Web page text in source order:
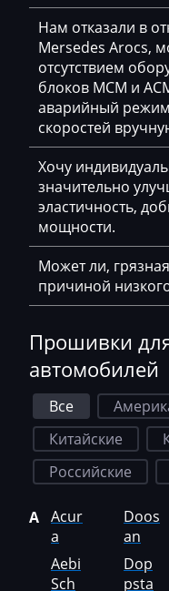
Dynapac
EcoLog
Eggersmann
Exeed
Extreme moto
Faresin
Farmtrac
FAW
Fendt
Fiat
Ford
Foton
Freightliner
Furukawa
GAC
Geely
Gehl
Нам отказали в
Mersedes Arocs,
отсутствием
блоков MCM и
аварийный
скоростей
Хочу
значительно
эластичность,
мощности.
Может ли,
причиной
Прошивки
автомобилей
Все
Китайские
Российские
A Acur
a
Aebi
Sch
Doos
an
Dop
psta